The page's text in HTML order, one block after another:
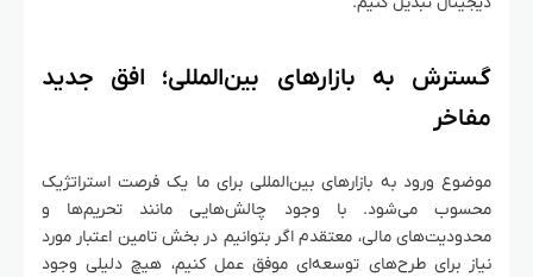
گسترش به بازارهای بین‌المللی؛ افق جدید
مفاخر
موضوع ورود به بازارهای بین‌المللی برای ما یک فرصت استراتژیک
محسوب می‌شود. با وجود چالش‌هایی مانند تحریم‌ها و
محدودیت‌های مالی، معتقدم اگر بتوانیم در بخش تامین اعتبار مورد
نیاز برای طرح‌های توسعه‌ای موفق عمل کنیم، هیچ دلیلی وجود